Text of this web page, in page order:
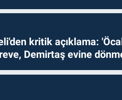
kritik açıklama:
Demirtaş evine